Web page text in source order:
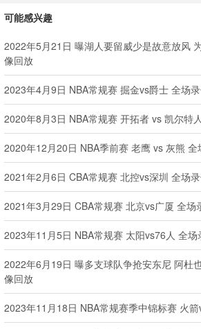
可能感兴趣
2022年5月21日 曝湖人要留威少是故意放风
像回放
2023年4月9日 NBA常规赛 掘金vs爵士 全场
2020年8月3日 NBA常规赛 开拓者 vs 凯尔特
2020年12月20日 NBA季前赛 老鹰 vs 灰熊 全
2021年2月6日 CBA常规赛 北控vs深圳 全场
2021年3月29日 CBA常规赛 北京vs广厦 全场
2023年11月5日 NBA常规赛 太阳vs76人 全场
2022年6月19日 曝多支球队争抢安东尼 阿杜
像回放
2023年11月18日 NBA常规赛季中锦标赛 火